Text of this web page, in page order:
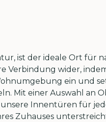
ist der ideale Ort für
Verbindung wider,
ein und
Mit einer Auswahl an
Innentüren für
Zuhauses